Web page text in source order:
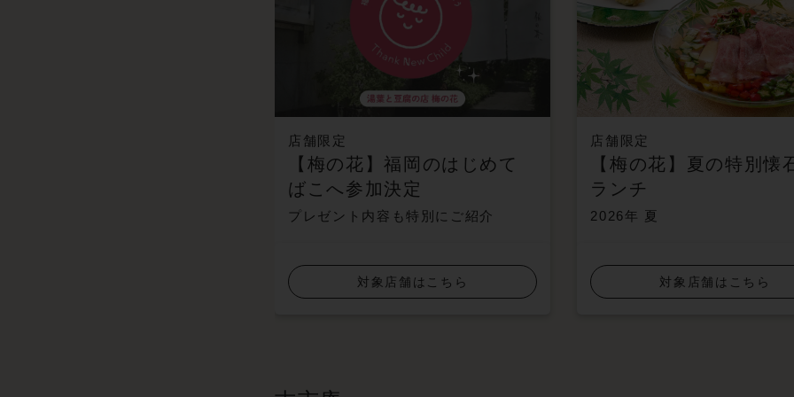
店舗限定
【梅の花】福岡のはじめて
ばこへ参加決定
プレゼント内容も特別にご紹介
対象店舗はこちら
店舗限定
【梅の花】夏の特別懐
ランチ
2026年 夏
対象店舗はこちら